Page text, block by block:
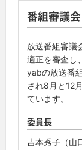
番組審議
放送番組審議
適正を審査し
yabの放送番
され8月と12
ています。
委員長
吉本秀子（山